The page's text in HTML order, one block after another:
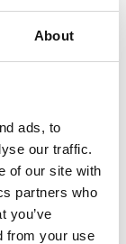
About
ads, to
our traffic.
of our site with
partners who
you’ve
from your use
modo di
le pagode)
percorso di
e che –
–
che, mentre
in piedi,